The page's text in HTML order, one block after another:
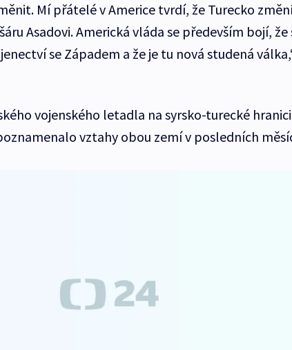
Mí přátelé v Americe tvrdí, že Turecko
Asadovi. Americká vláda se především bojí, že
se Západem a že je tu nová studená
vojenského letadla na syrsko-turecké
vztahy obou zemí v posledních